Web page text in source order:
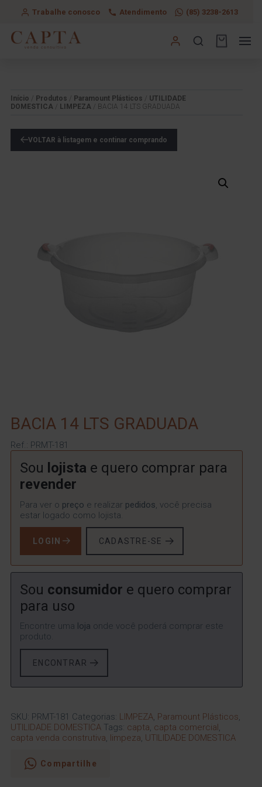
Trabalhe conosco Atendimento (85) 3238-2613
Início Produtos Paramount Plásticos
UTILIDADE
DOMESTICA
LIMPEZA / BACIA 14 LTS GRADUADA
VOLTAR à listagem e continar comprando
BACIA 14 LTS GRADUADA
Ref.: PRMT-181
Sou lojista e quero comprar para
revender
Para ver o preço e realizar pedidos, você precisa
estar logado como lojista.
LOGIN CADASTRE-SE
Sou consumidor e quero comprar
para uso
Encontre uma loja onde você poderá comprar este
produto.
ENCONTRAR
SKU: PRMT-181 Categorias: LIMPEZA, Paramount Plásticos,
UTILIDADE DOMESTICA Tags: capta, capta comercial,
capta venda construtiva, limpeza, UTILIDADE DOMESTICA
Compartilhe